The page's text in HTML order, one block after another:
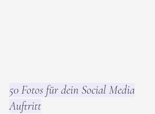
50 Fotos für dein Social Media
Auftritt